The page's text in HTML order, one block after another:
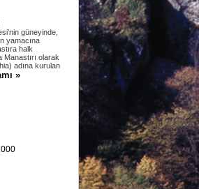
güneyinde,
yamacına
halk
Manastırı olarak
adına kurulan
»